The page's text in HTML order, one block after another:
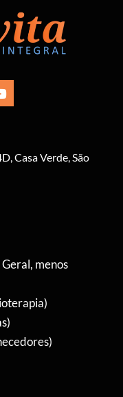
Casa Verde, São
menos